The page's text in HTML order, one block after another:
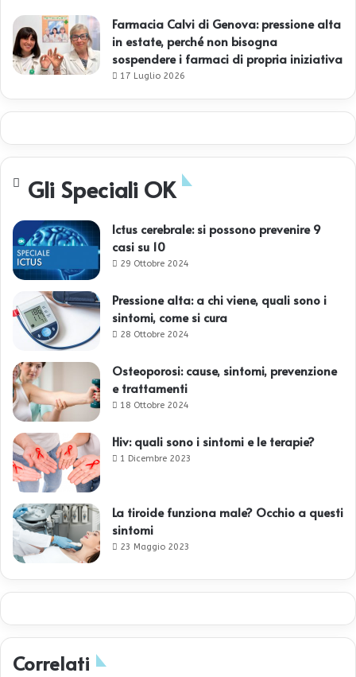
Farmacia Calvi di Genova: pressione alta
in estate, perché non bisogna
sospendere i farmaci di propria iniziativa
17 Luglio 2026
Gli Speciali OK
Ictus cerebrale: si possono prevenire 9
casi su 10
29 Ottobre 2024
Pressione alta: a chi viene, quali sono i
sintomi, come si cura
28 Ottobre 2024
Osteoporosi: cause, sintomi, prevenzione
e trattamenti
18 Ottobre 2024
Hiv: quali sono i sintomi e le terapie?
1 Dicembre 2023
La tiroide funziona male? Occhio a questi
sintomi
23 Maggio 2023
Correlati